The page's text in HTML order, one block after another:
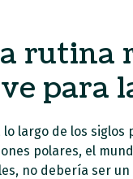
rutina
para
largo de los
polares, el
no debería ser